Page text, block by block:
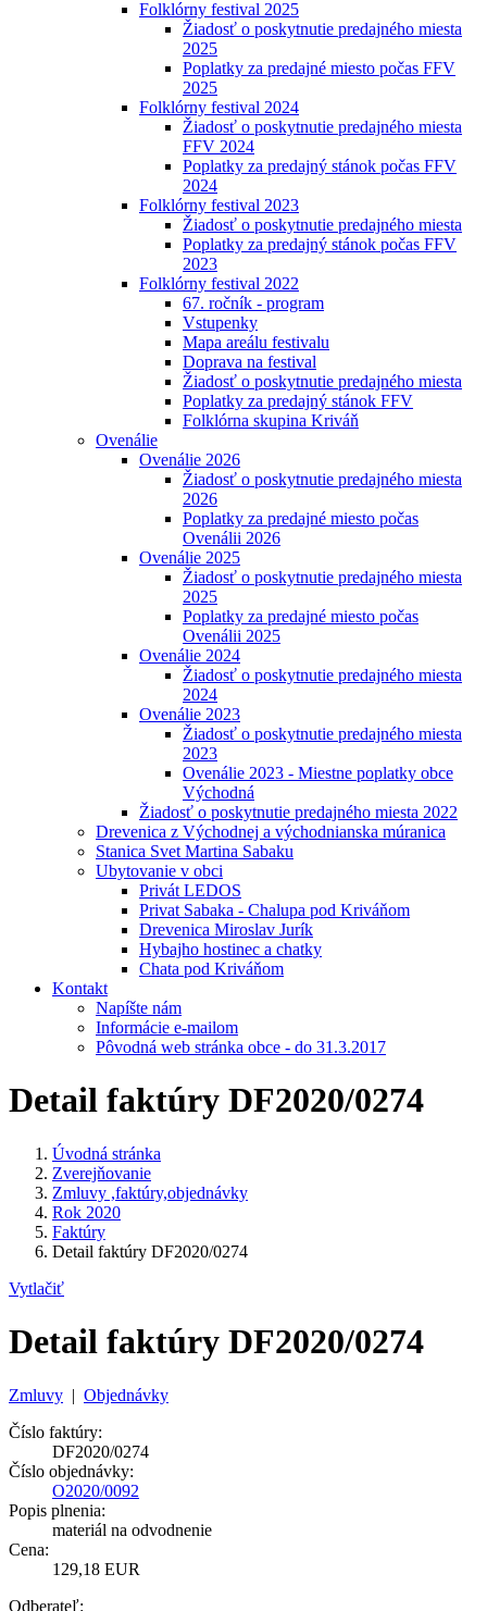
Folklórny festival 2025
Žiadosť o poskytnutie predajného miesta
2025
Poplatky za predajné miesto počas FFV
2025
Folklórny festival 2024
Žiadosť o poskytnutie predajného miesta
FFV 2024
Poplatky za predajný stánok počas FFV
2024
Folklórny festival 2023
Žiadosť o poskytnutie predajného miesta
Poplatky za predajný stánok počas FFV
2023
Folklórny festival 2022
67. ročník - program
Vstupenky
Mapa areálu festivalu
Doprava na festival
Žiadosť o poskytnutie predajného miesta
Poplatky za predajný stánok FFV
Folklórna skupina Kriváň
Ovenálie
Ovenálie 2026
Žiadosť o poskytnutie predajného miesta
2026
Poplatky za predajné miesto počas
Ovenálii 2026
Ovenálie 2025
Žiadosť o poskytnutie predajného miesta
2025
Poplatky za predajné miesto počas
Ovenálii 2025
Ovenálie 2024
Žiadosť o poskytnutie predajného miesta
2024
Ovenálie 2023
Žiadosť o poskytnutie predajného miesta
2023
Ovenálie 2023 - Miestne poplatky obce
Východná
Žiadosť o poskytnutie predajného miesta 2022
Drevenica z Východnej a východnianska múranica
Stanica Svet Martina Sabaku
Ubytovanie v obci
Privát LEDOS
Privat Sabaka - Chalupa pod Kriváňom
Drevenica Miroslav Jurík
Hybajho hostinec a chatky
Chata pod Kriváňom
Kontakt
Napíšte nám
Informácie e-mailom
Pôvodná web stránka obce - do 31.3.2017
Detail faktúry DF2020/0274
Úvodná stránka
Zverejňovanie
Zmluvy ,faktúry,objednávky
Rok 2020
Faktúry
Detail faktúry DF2020/0274
Vytlačiť
Detail faktúry DF2020/0274
Zmluvy | Objednávky
Číslo faktúry:
DF2020/0274
Číslo objednávky:
O2020/0092
Popis plnenia:
materiál na odvodnenie
Cena:
129,18 EUR
Odberateľ: